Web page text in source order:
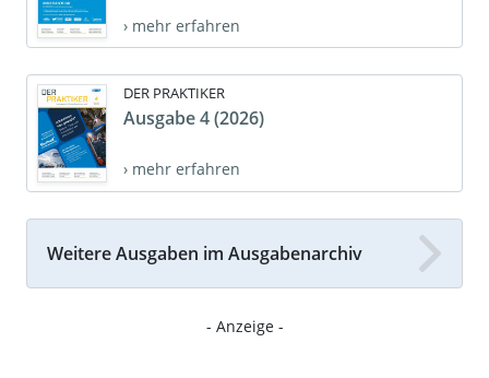
› mehr erfahren
DER PRAKTIKER
Ausgabe 4 (2026)
› mehr erfahren
Weitere Ausgaben im Ausgabenarchiv
- Anzeige -